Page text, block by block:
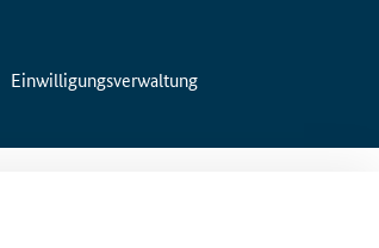
Einwilligungsverwaltung